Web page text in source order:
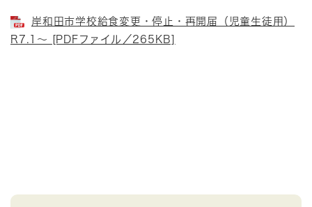
岸和田市学校給食変更・停止・再開届（児童生徒用）
R7.1～ [PDFファイル／265KB]